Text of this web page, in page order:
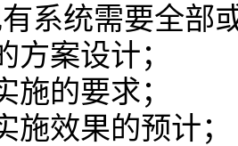
有系统需要全部
方案设计；
施的要求；
施效果的预计；